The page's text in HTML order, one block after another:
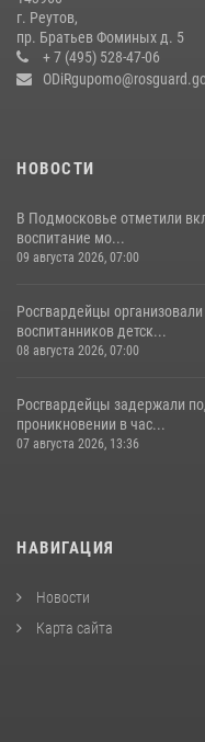
Росгвардейцы открыли
18 июля 2026, 07:03
г. Реутов,
пр. Братьев Фоминых д. 5
+ 7 (495) 528-47-06
НОВОСТИ
В Подмосковье отметили
воспитание мо...
09 августа 2026, 07:00
Росгвардейцы
воспитанников детск...
08 августа 2026, 07:00
Росгвардейцы задержали
проникновении в час...
07 августа 2026, 13:36
НАВИГАЦИЯ
Новости
Карта сайта